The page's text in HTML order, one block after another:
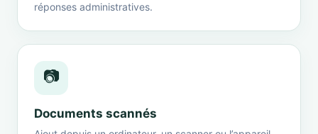
réponses administratives.
📷
Documents scannés